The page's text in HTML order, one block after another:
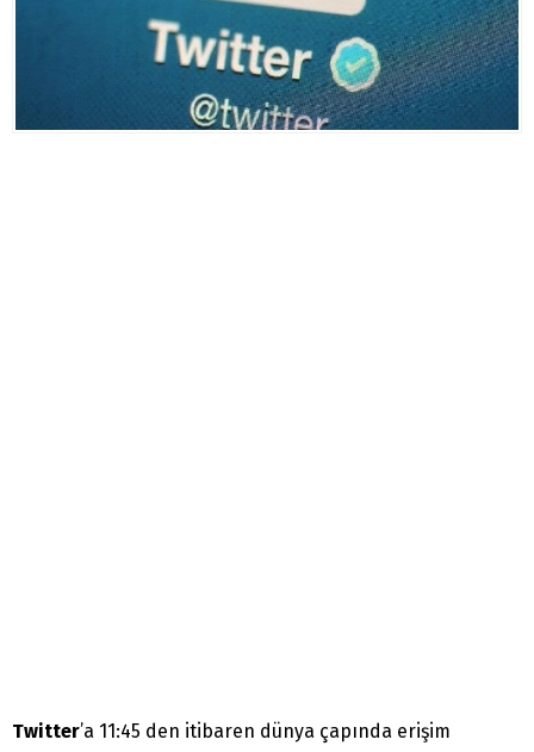
Twitter’a 11:45 den itibaren dünya çapında erişim